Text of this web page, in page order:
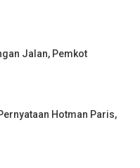
Jalan, Pemkot
Hotman Paris,